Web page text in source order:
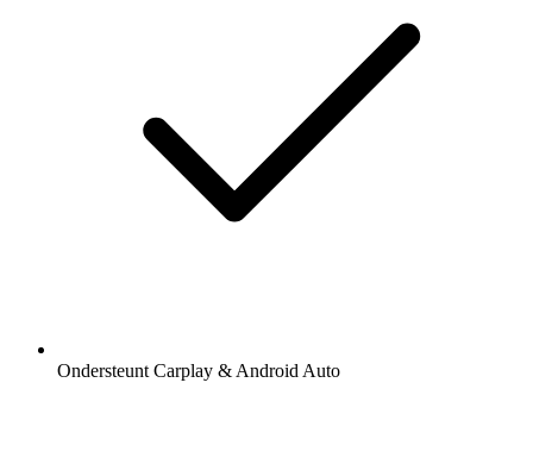
Ondersteunt Carplay & Android Auto